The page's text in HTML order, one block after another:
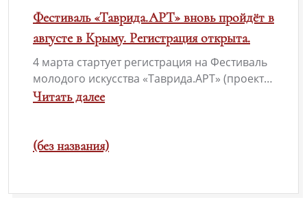
конверт-2026»
Всероссийский
детского
рисунка«Морская
слава
Фестиваль «Таврида.АРТ» вновь пройдёт в
августе в Крыму. Регистрация открыта.
4 марта стартует регистрация на Фестиваль
молодого искусства «Таврида.АРТ» (проект…
Читать далее
Фестиваль
(без названия)